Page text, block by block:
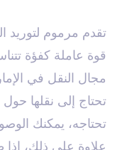
تقدم مرموم لتوريد
قوة عاملة كفؤة
مجال النقل في
تحتاج إلى نقلها
تحتاجه، يمكنك
علاوة على ذلك،